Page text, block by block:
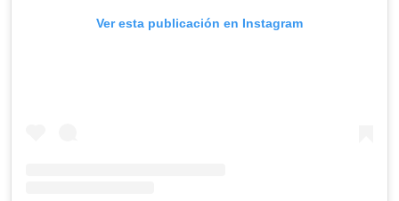
Ver esta publicación en Instagram